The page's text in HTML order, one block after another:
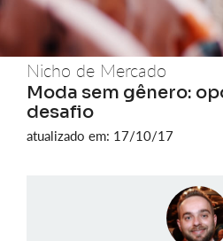
Nicho de Mercado
Moda sem gênero:
desafio
atualizado em: 17/10/17